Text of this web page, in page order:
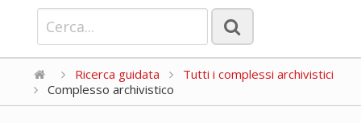
Ricerca guidata
Tutti i complessi archivistici
Complesso archivistico